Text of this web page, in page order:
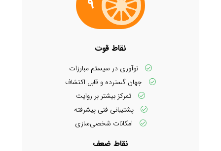
نقاط قوت
نوآوری در سیستم مبارزات
جهان گسترده و قابل اکتشاف
تمرکز بیشتر بر روایت
پشتیبانی فنی پیشرفته
امکانات شخصی‌سازی
نقاط ضعف